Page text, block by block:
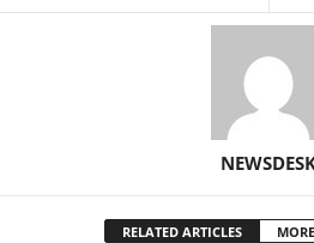
RELATED ARTICLES